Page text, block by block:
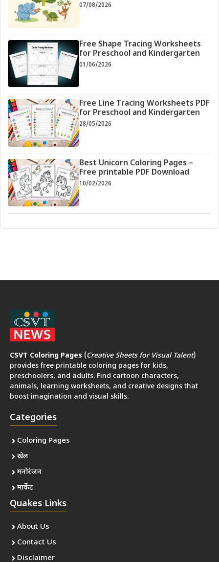
07/08/2026
Free Shape Tracing Worksheets
for Preschool and Kindergarten
01/06/2026
Free Line Tracing Worksheets PDF
for Preschool and Kindergarten
28/05/2026
Best Unicorn Coloring Pages –
Free printable PDF Download
10/02/2026
CSVT Coloring Pages (Creative Sheets for Visual Talent)
provides free printable coloring pages for kids,
preschoolers, and adults. Find cartoon characters,
animals, learning worksheets, and creative designs that
boost imagination and visual skills.
Categories
Coloring Pages
खेल
मनोरंजन
मार्केट
Quakes Links
About Us
Contact Us
Disclaimer